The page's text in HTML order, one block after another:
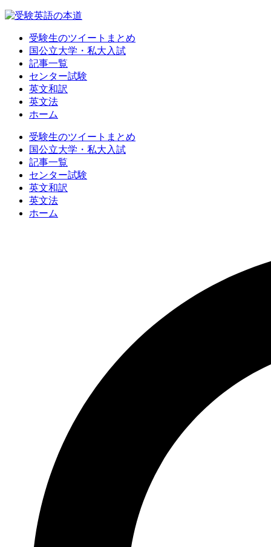
受験生のツイートまとめ
国公立大学・私大入試
記事一覧
センター試験
英文和訳
英文法
ホーム
受験生のツイートまとめ
国公立大学・私大入試
記事一覧
センター試験
英文和訳
英文法
ホーム